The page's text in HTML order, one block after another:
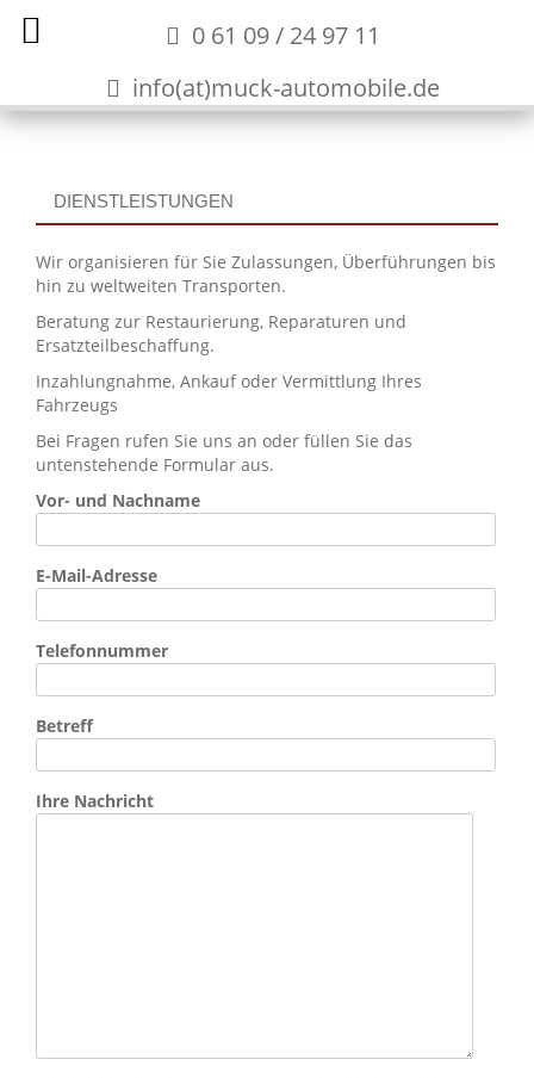
0 61 09 / 24 97 11
info(at)muck-automobile.de
DIENSTLEISTUNGEN
Wir organisieren für Sie Zulassungen, Überführungen bis
hin zu weltweiten Transporten.
Beratung zur Restaurierung, Reparaturen und
Ersatzteilbeschaffung.
Inzahlungnahme, Ankauf oder Vermittlung Ihres
Fahrzeugs
Bei Fragen rufen Sie uns an oder füllen Sie das
untenstehende Formular aus.
Vor- und Nachname
E-Mail-Adresse
Telefonnummer
Betreff
Ihre Nachricht